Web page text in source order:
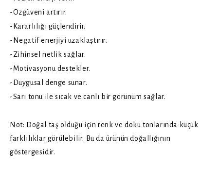
-Özgüveni artırır.
-Kararlılığı güçlendirir.
-Negatif enerjiyi uzaklaştırır.
-Zihinsel netlik sağlar.
-Motivasyonu destekler.
-Duygusal denge sunar.
-Sarı tonu ile sıcak ve canlı bir görünüm sağlar.
Not: Doğal taş olduğu için renk ve doku tonlarında küçük
farklılıklar görülebilir. Bu da ürünün doğallığının
göstergesidir.